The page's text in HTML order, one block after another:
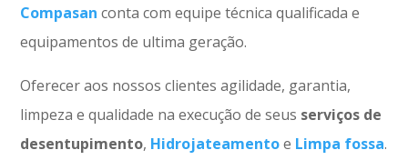
Compasan conta com equipe técnica qualificada e
equipamentos de ultima geração.
Oferecer aos nossos clientes agilidade, garantia,
limpeza e qualidade na execução de seus serviços de
desentupimento, Hidrojateamentoe Limpa fossa.